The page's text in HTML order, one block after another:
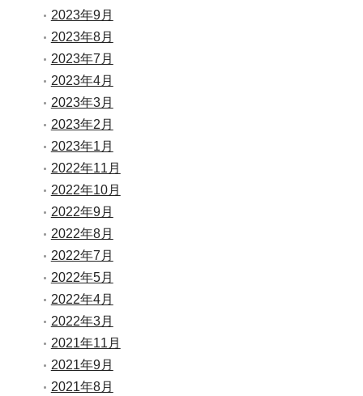
2023年9月
2023年8月
2023年7月
2023年4月
2023年3月
2023年2月
2023年1月
2022年11月
2022年10月
2022年9月
2022年8月
2022年7月
2022年5月
2022年4月
2022年3月
2021年11月
2021年9月
2021年8月